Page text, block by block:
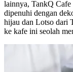
lainnya, TankQ
dipenuhi dengan
hijau dan Lotso dari
ke kafe ini seolah